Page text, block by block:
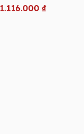
1.116.000₫